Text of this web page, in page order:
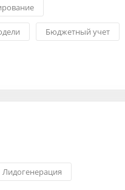
Бюджетный учет
Лидогенерация